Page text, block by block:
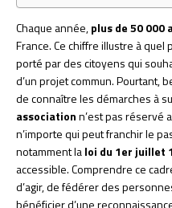
Chaque année,plus de 50 000
France. Ce chiffre illustre à
porté par des citoyens qui
d’un projet commun. Pourtant,
de connaître les démarches à
associationn’est pas réservé
n’importe qui peut franchir le
notamment laloi du 1er juillet
accessible. Comprendre ce
d’agir, de fédérer des